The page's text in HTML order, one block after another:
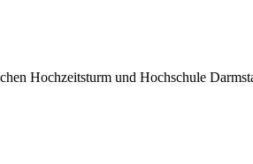
Hochzeitsturm und Hochschule